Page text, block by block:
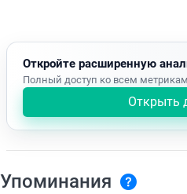
Откройте расширенную
Полный доступ ко всем
Открыть
Упоминания